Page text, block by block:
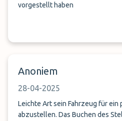
vorgestellt haben
Anoniem
28-04-2025
Leichte Art sein Fahrzeug für ein
abzustellen. Das Buchen des Stellplatzes war einfach und